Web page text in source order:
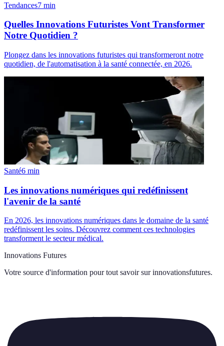
Tendances7 min
Quelles Innovations Futuristes Vont Transformer
Notre Quotidien ?
Plongez dans les innovations futuristes qui transformeront notre
quotidien, de l'automatisation à la santé connectée, en 2026.
Santé6 min
Les innovations numériques qui redéfinissent
l'avenir de la santé
En 2026, les innovations numériques dans le domaine de la santé
redéfinissent les soins. Découvrez comment ces technologies
transforment le secteur médical.
Innovations Futures
Votre source d'information pour tout savoir sur innovationsfutures.